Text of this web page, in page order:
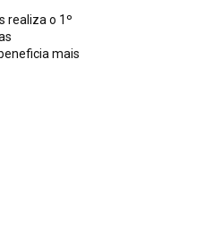
realiza o 1º
mais